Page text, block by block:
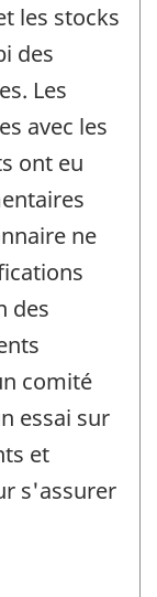
les stocks
des
Les
avec les
ont eu
ne
des
comité
essai sur
et
s'assurer